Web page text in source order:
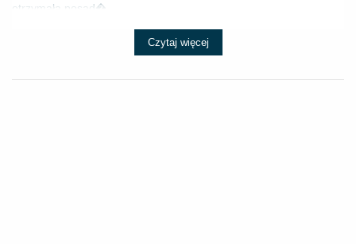
otrzymała posad�...
Czytaj więcej